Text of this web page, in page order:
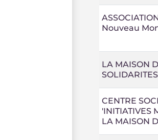
Nouveau
LA MAISON
SOLIDARITES
CENTRE
'INITIATIVES
LA MAISON